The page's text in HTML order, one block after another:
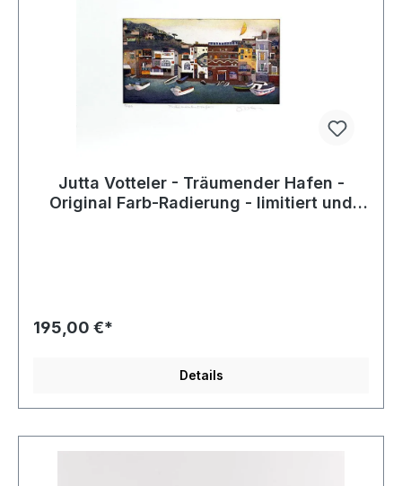
Jutta Votteler - Träumender Hafen -
Original Farb-Radierung - limitiert und
195,00 €*
Details